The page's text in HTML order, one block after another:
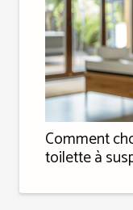
Comment
toilette à